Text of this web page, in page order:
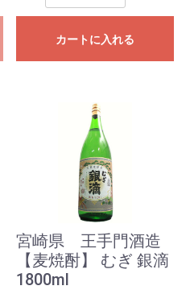
カートに入れる
宮崎県 王手門酒造
【麦焼酎】 むぎ 銀滴
1800ml